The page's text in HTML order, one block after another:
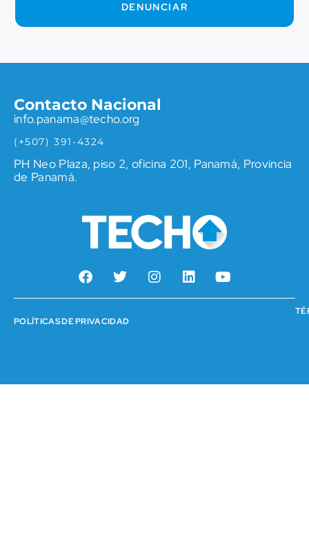
DENUNCIAR
Contacto Nacional
info.panama@techo.org
(+507) 391-4324
PH Neo Plaza, piso 2, oficina 201, Panamá, Provincia
de Panamá.
POLÍTICAS DE PRIVACIDAD